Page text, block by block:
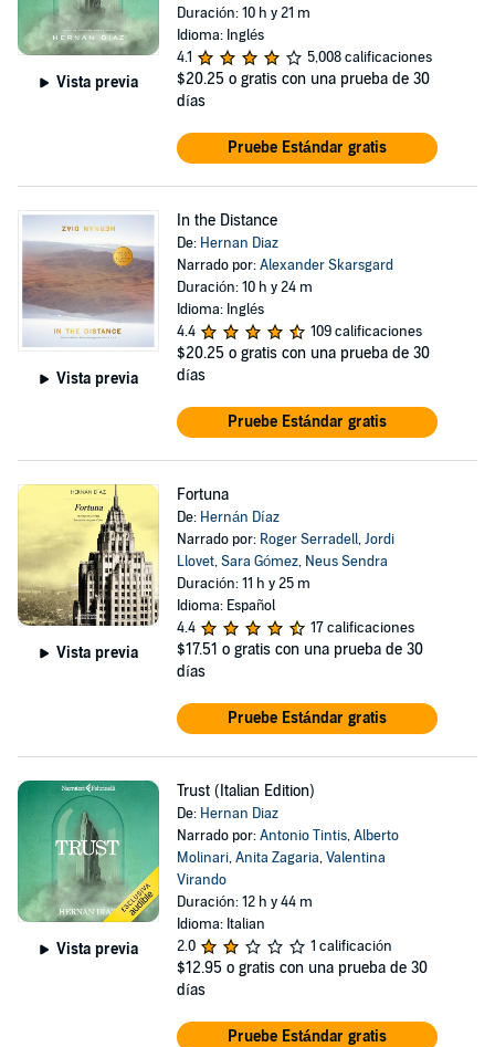
Vista previa
Duración: 10 h y 21 m
Idioma: Inglés
4.1
5,008 calificaciones
$20.25 o gratis con una prueba de 30
días
Pruebe Estándar gratis
Vista previa
In the Distance
De: Hernan Diaz
Narrado por:Alexander Skarsgard
Duración: 10 h y 24 m
Idioma: Inglés
4.4
109 calificaciones
$20.25 o gratis con una prueba de 30
días
Pruebe Estándar gratis
Vista previa
Fortuna
De: Hernán Díaz
Narrado por: Roger Serradell,Jordi
Llovet,Sara Gómez, Neus Sendra
Duración: 11 h y 25 m
Idioma: Español
4.4
17 calificaciones
$17.51 o gratis con una prueba de 30
días
Pruebe Estándar gratis
Vista previa
Trust (Italian Edition)
De: Hernan Diaz
Narrado por:Antonio Tintis,Alberto
Molinari,Anita Zagaria,Valentina
Virando
Duración: 12 h y 44 m
Idioma: Italian
2.0
1 calificación
$12.95 o gratis con una prueba de 30
días
Pruebe Estándar gratis